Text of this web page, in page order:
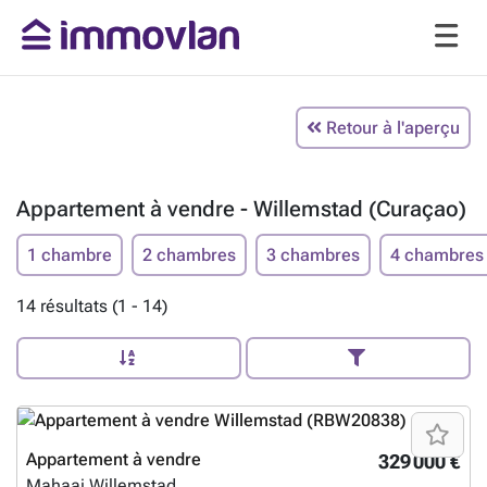
Retour à l'aperçu
Appartement à vendre - Willemstad (Curaçao)
1 chambre 2 chambres 3 chambres 4 chambres
14 résultats (1 - 14)
329 000 €
Appartement à vendre